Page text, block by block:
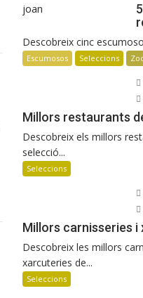
Descobreix cinc
Escumosos Seleccions
Millors restaurants
Descobreix els millors
selecció...
Seleccions
Millors carnisseries i
Descobreix les millors
xarcuteries de...
Seleccions